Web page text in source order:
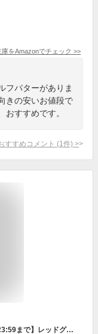
庫をAmazonでチェック >>
フパターがありま
きの安いお値段で
すすめです。
すすめコメント (1 件) >
【店内全商品5％OFFクーポン発行中！1/30 23:59まで】レッドグリップ パターカバー付き Wilson ウィルソン HARMONIZED ハーモナイズドパター 34インチ ゴルフ